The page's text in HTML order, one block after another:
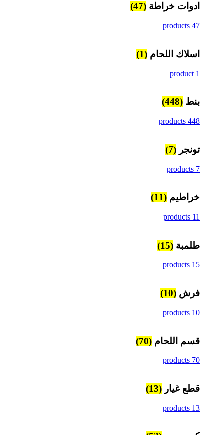
ادوات خراطة (47)
47 products
اسلاك اللحام (1)
1 product
بنط (448)
448 products
تونجر (7)
7 products
خراطيم (11)
11 products
طلمبة (15)
15 products
فرش (10)
10 products
قسم اللحام (70)
70 products
قطع غيار (13)
13 products